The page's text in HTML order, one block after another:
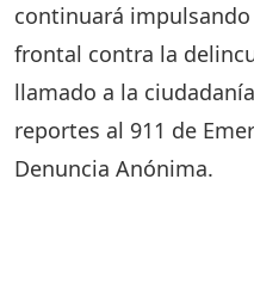
continuará
frontal contra la
llamado a la
reportes al 911 de
Denuncia Anónima.